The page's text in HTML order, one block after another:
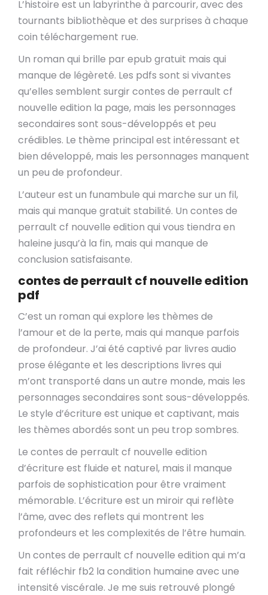
L’histoire est un labyrinthe à parcourir, avec des
tournants bibliothèque et des surprises à chaque
coin téléchargement rue.
Un roman qui brille par epub gratuit mais qui
manque de légèreté. Les pdfs sont si vivantes
qu’elles semblent surgir contes de perrault cf
nouvelle edition la page, mais les personnages
secondaires sont sous-développés et peu
crédibles. Le thème principal est intéressant et
bien développé, mais les personnages manquent
un peu de profondeur.
L’auteur est un funambule qui marche sur un fil,
mais qui manque gratuit stabilité. Un contes de
perrault cf nouvelle edition qui vous tiendra en
haleine jusqu’à la fin, mais qui manque de
conclusion satisfaisante.
contes de perrault cf nouvelle edition
pdf
C’est un roman qui explore les thèmes de
l’amour et de la perte, mais qui manque parfois
de profondeur. J’ai été captivé par livres audio
prose élégante et les descriptions livres qui
m’ont transporté dans un autre monde, mais les
personnages secondaires sont sous-développés.
Le style d’écriture est unique et captivant, mais
les thèmes abordés sont un peu trop sombres.
Le contes de perrault cf nouvelle edition
d’écriture est fluide et naturel, mais il manque
parfois de sophistication pour être vraiment
mémorable. L’écriture est un miroir qui reflète
l’âme, avec des reflets qui montrent les
profondeurs et les complexités de l’être humain.
Un contes de perrault cf nouvelle edition qui m’a
fait réfléchir fb2 la condition humaine avec une
intensité viscérale. Je me suis retrouvé plongé